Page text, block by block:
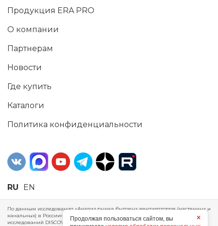
Продукция ERA PRO
О компании
Партнерам
Новости
Где купить
Каталоги
Политика конфиденциальности
RU EN
По данным исследования «Анализ рынка бытовых вентиляторов (настенных и
канальных) в России», проведенного Агентством маркетинговых
исследований DISCOVERY RESEARCH Group, 2025 г. ERA Group (ООО «ЭРА»)
×
Продолжая пользоваться сайтом, вы